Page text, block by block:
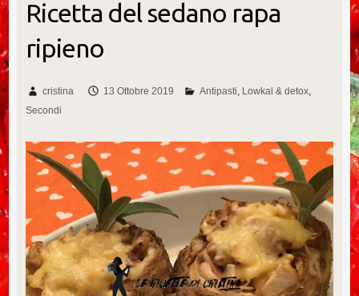
Ricetta del sedano rapa
ripieno
cristina 13 Ottobre 2019 Antipasti
Lowkal & detox
Secondi